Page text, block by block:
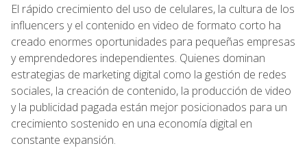
El rápido crecimiento del uso de celulares, la cultura de los
influencers y el contenido en video de formato corto ha
creado enormes oportunidades para pequeñas empresas
y emprendedores independientes. Quienes dominan
estrategias de marketing digital como la gestión de redes
sociales, la creación de contenido, la producción de video
y la publicidad pagada están mejor posicionados para un
crecimiento sostenido en una economía digital en
constante expansión.